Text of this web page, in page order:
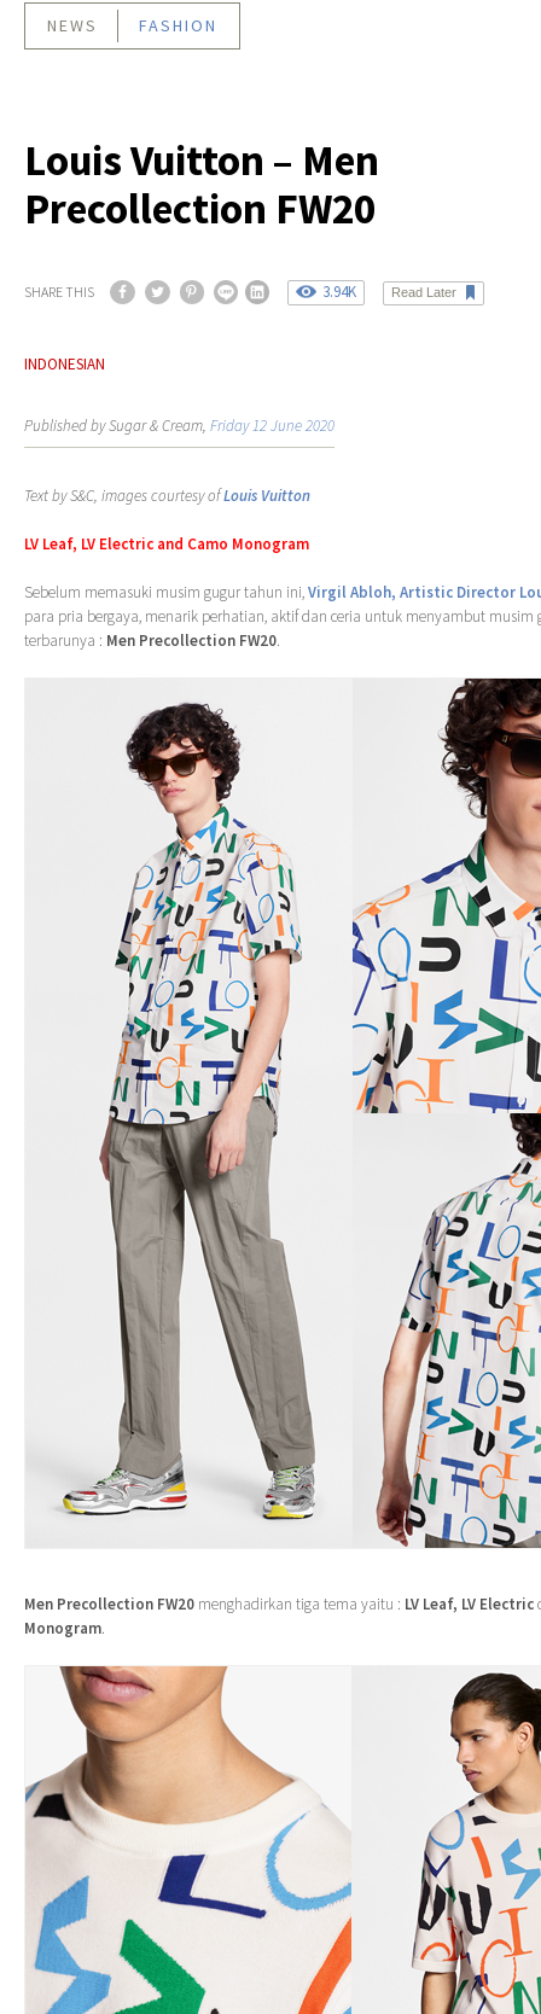
NEWS FASHION
Louis Vuitton – Men
Precollection FW20
SHARE THIS 3.94K Read Later
INDONESIAN
Published by Sugar & Cream, Friday 12 June 2020
Text by S&C, images courtesy ofLouis Vuitton
LV Leaf, LV Electric and Camo Monogram
Sebelum memasuki musim gugur tahun ini,Virgil Abloh, Artistic Director
para pria bergaya, menarik perhatian, aktif dan ceria untuk menyambut musim
terbarunya : Men Precollection FW20.
Men Precollection FW20 menghadirkan tiga tema yaitu : LV Leaf, LV Electric
Monogram.